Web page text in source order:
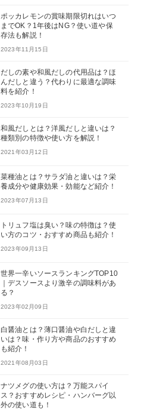
ポッカレモンの賞味期限切れはいつ
までOK？1年後はNG？使い道や保
存法も解説！
2023年11月15日
だしの素や和風だしの代用品は？ほ
んだしと違う？代わりに最適な調味
料を紹介！
2023年10月19日
和風だしとは？洋風だしと違いは？
種類別の特徴や使い方を解説！
2021年03月12日
菜種油とは？サラダ油と違いは？栄
養成分や健康効果・効能など紹介！
2023年07月13日
トリュフ塩は臭い？味の特徴は？使
い方のコツ・おすすめ商品も紹介！
2023年09月13日
世界一辛いソースランキングTOP10
｜デスソースより激辛の調味料があ
る？
2023年02月09日
白醤油とは？薄口醤油や白だしと違
いは？味・作り方や商品のおすすめ
も紹介！
2021年08月03日
ナツメグの使い方は？万能スパイ
ス？おすすめレシピ・ハンバーグ以
外の使い道も！